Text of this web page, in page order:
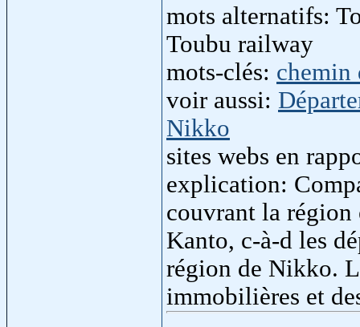
mots alternatifs:
Toubu railway
mots-clés: chemin
voir aussi:
Nikko
sites webs en
explication:
couvrant la
Kanto, c-à-d les
région de Nikko.
immobilières et